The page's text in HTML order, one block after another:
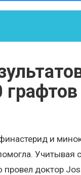
графтов
и
Учитывая
доктор